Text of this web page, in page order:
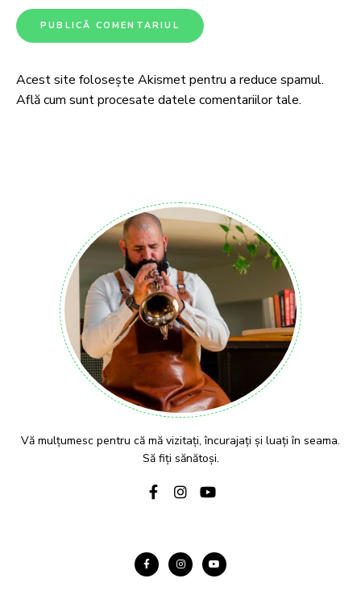
Acest site folosește Akismet pentru a reduce spamul.
Află cum sunt procesate datele comentariilor tale.
Vă mulțumesc pentru că mă vizitați, încurajați și luați în seama.
Să fiți sănătoși.